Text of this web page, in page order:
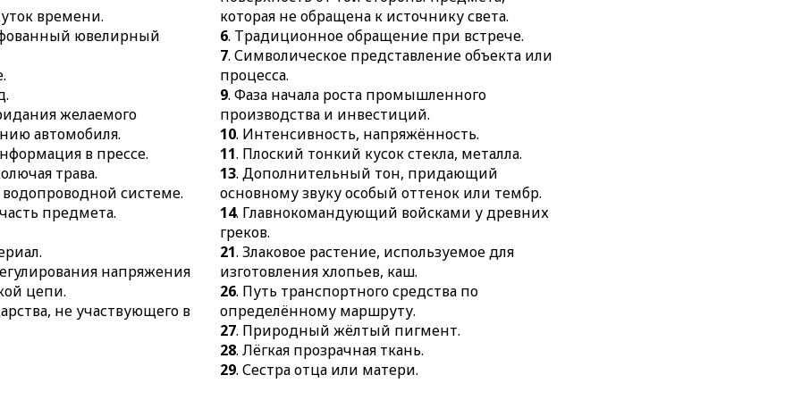
времени.
ювелирный
желаемого
автомобиля.
в прессе.
трава.
системе.
предмета.
напряжения
цепи.
не участвующего в
которая не обращена к источнику света.
6. Традиционное обращение при встрече.
7. Символическое представление объекта или
процесса.
9. Фаза начала роста промышленного
производства и инвестиций.
10. Интенсивность, напряжённость.
11. Плоский тонкий кусок стекла, металла.
13. Дополнительный тон, придающий
основному звуку особый оттенок или тембр.
14. Главнокомандующий войсками у древних
греков.
21. Злаковое растение, используемое для
изготовления хлопьев, каш.
26. Путь транспортного средства по
определённому маршруту.
27. Природный жёлтый пигмент.
28. Лёгкая прозрачная ткань.
29. Сестра отца или матери.